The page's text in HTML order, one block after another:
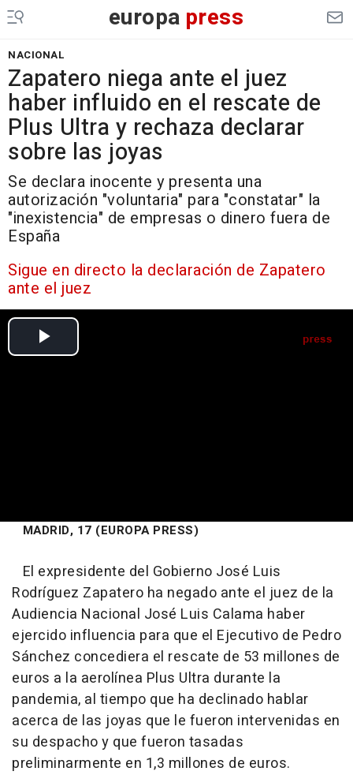
europa press
NACIONAL
Zapatero niega ante el juez
haber influido en el rescate de
Plus Ultra y rechaza declarar
sobre las joyas
Se declara inocente y presenta una
autorización "voluntaria" para "constatar" la
"inexistencia" de empresas o dinero fuera de
España
Sigue en directo la declaración de Zapatero
ante el juez
MADRID, 17 (EUROPA PRESS)
El expresidente del Gobierno José Luis
Rodríguez Zapatero ha negado ante el juez de la
Audiencia Nacional José Luis Calama haber
ejercido influencia para que el Ejecutivo de Pedro
Sánchez concediera el rescate de 53 millones de
euros a la aerolínea Plus Ultra durante la
pandemia, al tiempo que ha declinado hablar
acerca de las joyas que le fueron intervenidas en
su despacho y que fueron tasadas
preliminarmente en 1,3 millones de euros.